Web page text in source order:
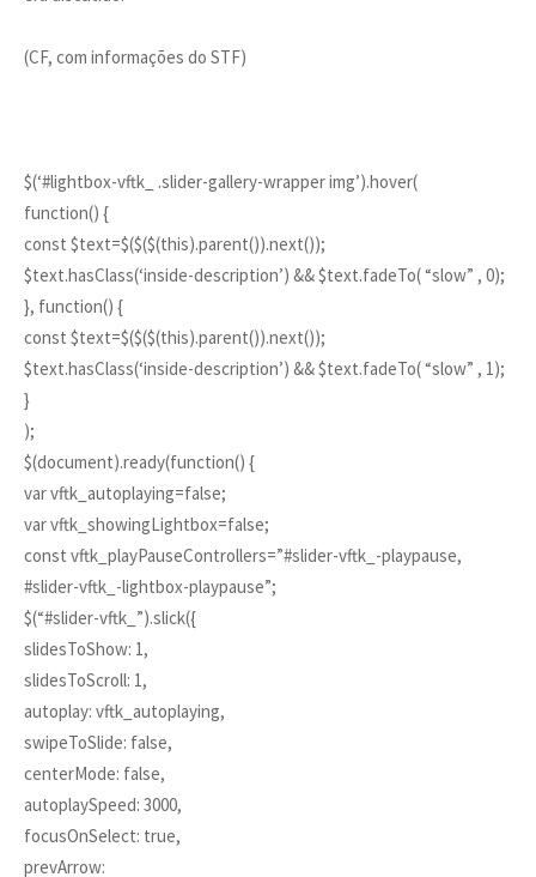
(CF, com informações do STF)
$(‘#lightbox-vftk_ .slider-gallery-wrapper img’).hover(
function() {
const $text=$($($(this).parent()).next());
$text.hasClass(‘inside-description’) && $text.fadeTo( “slow” , 0);
}, function() {
const $text=$($($(this).parent()).next());
$text.hasClass(‘inside-description’) && $text.fadeTo( “slow” , 1);
}
);
$(document).ready(function() {
var vftk_autoplaying=false;
var vftk_showingLightbox=false;
const vftk_playPauseControllers=”#slider-vftk_-playpause,
#slider-vftk_-lightbox-playpause”;
$(“#slider-vftk_”).slick({
slidesToShow: 1,
slidesToScroll: 1,
autoplay: vftk_autoplaying,
swipeToSlide: false,
centerMode: false,
autoplaySpeed: 3000,
focusOnSelect: true,
prevArrow: